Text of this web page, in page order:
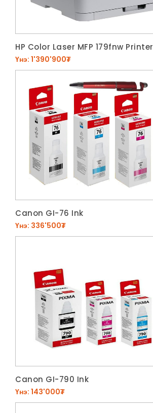
HP Color Laser MFP 179fnw Printer
Үнэ: 1'390'900₮
Canon GI-76 Ink
Үнэ: 336'500₮
Canon GI-790 Ink
Үнэ: 143'000₮